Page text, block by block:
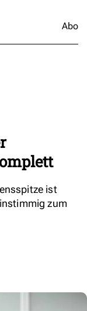
Abo
ist
zum